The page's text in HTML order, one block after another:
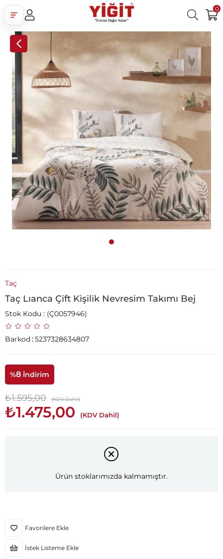
0
Facebook İle Bağlan
Google İle Bağlan
Taç
Taç Lıanca Çift Kişilik Nevresim Takımı Bej
Stok Kodu (Ç0057946)
Barkod:5237328634807
%8 İndirim
₺1.595,00 (KDV Dahil)
₺1.475,00 (KDV Dahil)
Ürün stoklarımızda kalmamıştır.
Favorilere Ekle
İstek Listeme Ekle